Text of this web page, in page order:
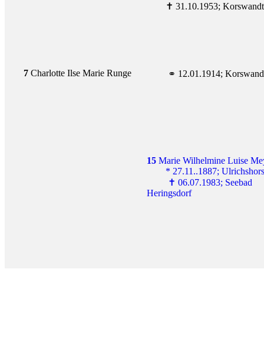
        ✝ 31.10.1953; Korswandt
7 Charlotte Ilse Marie Runge
⚭ 12.01.1914;
15 Marie Wilhelmine Luise
* 27.11..1887;
Heringsdorf